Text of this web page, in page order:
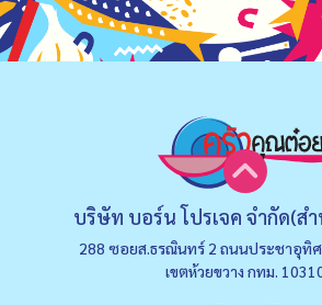
บริษัท บอร์น โปรเจค จำกัด(ส
288 ซอยส.ธรณินทร์ 2 ถนนประชาอุทิศ
เขตห้วยขวาง กทม.